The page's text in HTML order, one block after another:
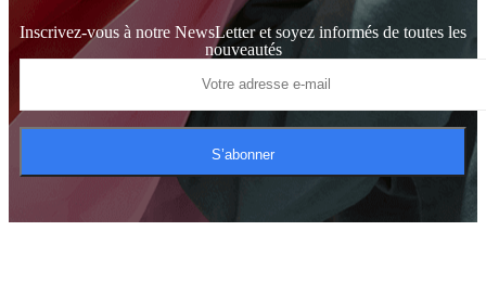
Inscrivez-vous à notre NewsLetter et soyez informés de toutes les
nouveautés
S’abonner